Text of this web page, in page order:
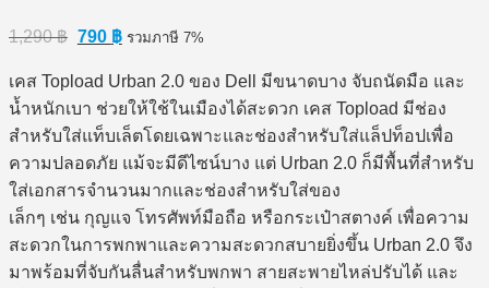
1,290฿ Original
price
was:
1,290 ฿.
790 ฿Current
price
is:
790 ฿.
รวมภาษี 7%
เคส Topload Urban 2.0 ของ Dell มีขนาดบาง จับถนัดมือ และ
น้ำหนักเบา ช่วยให้ใช้ในเมืองได้สะดวก เคส Topload มีช่อง
สำหรับใส่แท็บเล็ตโดยเฉพาะและช่องสำหรับใส่แล็ปท็อปเพื่อ
ความปลอดภัย แม้จะมีดีไซน์บาง แต่ Urban 2.0 ก็มีพื้นที่สำหรับ
ใส่เอกสารจำนวนมากและช่องสำหรับใส่ของ
เล็กๆ เช่น กุญแจ โทรศัพท์มือถือ หรือกระเป๋าสตางค์ เพื่อความ
สะดวกในการพกพาและความสะดวกสบายยิ่งขึ้น Urban 2.0 จึง
มาพร้อมที่จับกันลื่นสำหรับพกพา สายสะพายไหล่ปรับได้ และ